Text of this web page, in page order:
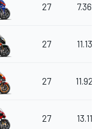
27 7.368
27 11.139
27 11.929
27 13.113